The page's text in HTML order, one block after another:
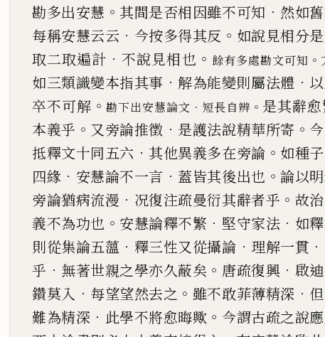
勘多出安慧 。其間是否相因雖不可知 ． 然如
每稱安慧云云 ． 今按多得其反 。 如說見相分
取二取遍計 ．不說見相也 。 餘有多處勘文可知 。
如三類識變本指其事 ． 解為能變則屬法體 ．
卒不可解 。勘下出安慧論文 ． 短長自辨 。 是其辭
本義乎 。 又旁論推徵 ． 是護法說精華所寄 。
抵釋文十同五六 ．其他異義多在旁論 。 如種子
四緣 ． 安慧論不一言 ． 蓋皆其後出也 。論以
旁論猶病流漫 ． 况復注疏曼衍其辭者乎 。 故
義不為功也 。 安慧論釋不繁 ． 堅守家法 ． 如
則從集論五薀 ． 釋三性又從攝論 ． 理解一貫 ．
乎 ． 無著世親之學亦久蔽矣 。 唐疏復興 ． 啟
鑽莫入 ． 每望望然去之 。 雖不敢菲薄精深 ．
難為精深 ． 此學不將愈晦歟 。 今謂古疏之說